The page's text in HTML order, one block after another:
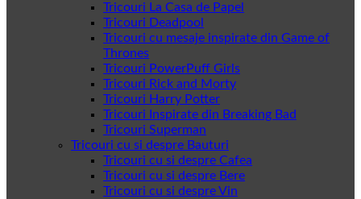
Tricouri La Casa de Papel
Tricouri Deadpool
Tricouri cu mesaje inspirate din Game of
Thrones
Tricouri PowerPuff Girls
Tricouri Rick and Morty
Tricouri Harry Potter
Tricouri Inspirate din Breaking Bad
Tricouri Superman
Tricouri cu si despre Bauturi
Tricouri cu si despre Cafea
Tricouri cu si despre Bere
Tricouri cu si despre Vin